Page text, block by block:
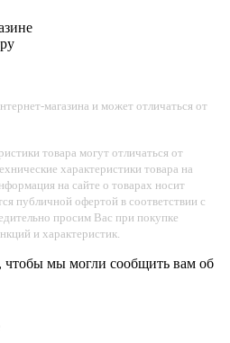
магазина и может отличаться от
товара могут отличаться от
характеристики товара на
на сайте о товарах носит
публичной офертой в соответствии с
просим Вас при покупке
и характеристик.
чтобы мы могли сообщить вам об